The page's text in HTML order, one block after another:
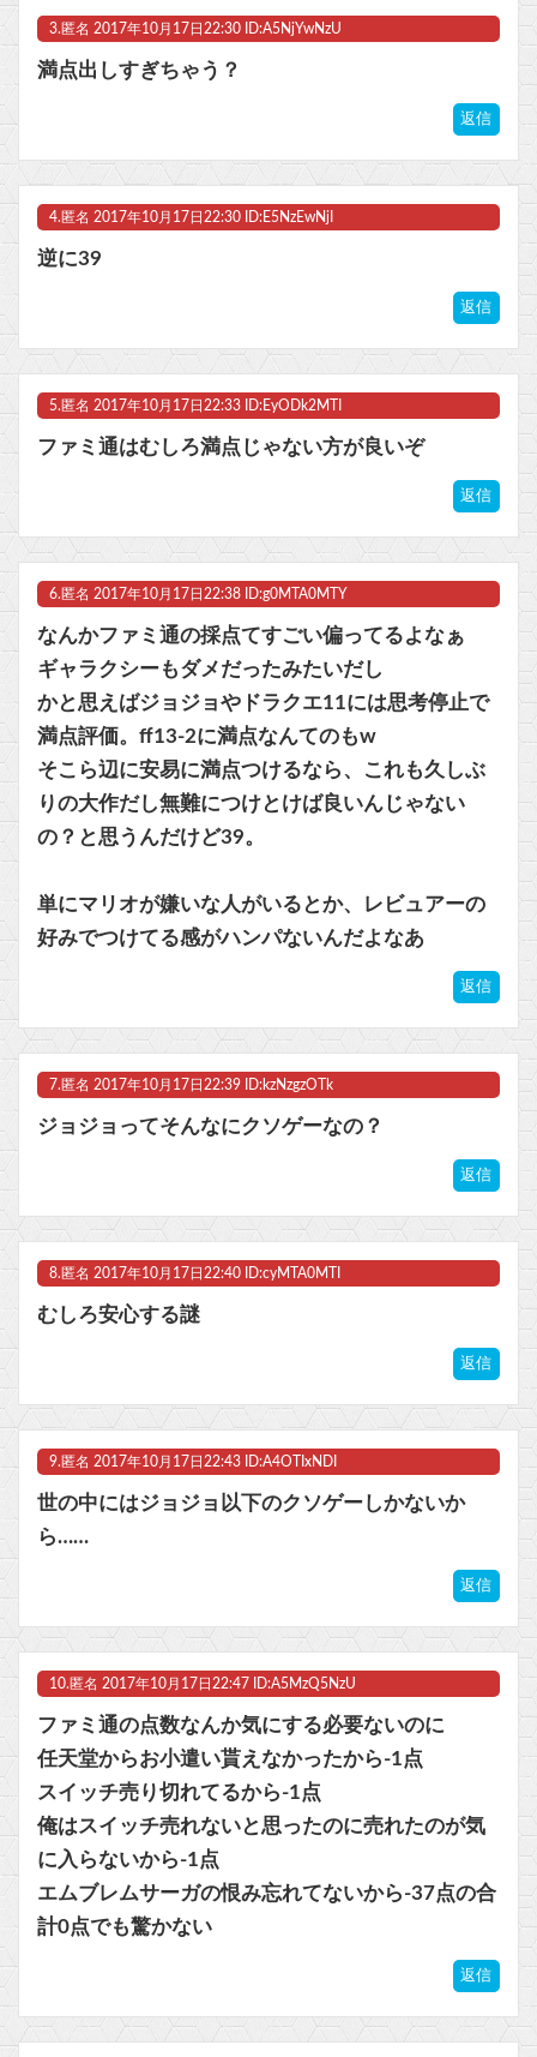
Powered by livedoor 相互RSS
3. 匿名 2017年10月17日22:30 ID:A5NjYwNzU
満点出しすぎちゃう？
返信
4. 匿名 2017年10月17日22:30 ID:E5NzEwNjI
逆に39
返信
5. 匿名 2017年10月17日22:33 ID:EyODk2MTI
ファミ通はむしろ満点じゃない方が良いぞ
返信
6. 匿名 2017年10月17日22:38 ID:g0MTA0MTY
なんかファミ通の採点てすごい偏ってるよなぁ
ギャラクシーもダメだったみたいだし
かと思えばジョジョやドラクエ11には思考停止で
満点評価。ff13-2に満点なんてのもw
そこら辺に安易に満点つけるなら、これも久しぶ
りの大作だし無難につけとけば良いんじゃない
の？と思うんだけど39。
単にマリオが嫌いな人がいるとか、レビュアーの
好みでつけてる感がハンパないんだよなあ
返信
7. 匿名 2017年10月17日22:39 ID:kzNzgzOTk
ジョジョってそんなにクソゲーなの？
返信
8. 匿名 2017年10月17日22:40 ID:cyMTA0MTI
むしろ安心する謎
返信
9. 匿名 2017年10月17日22:43 ID:A4OTIxNDI
世の中にはジョジョ以下のクソゲーしかないか
ら……
返信
10. 匿名 2017年10月17日22:47 ID:A5MzQ5NzU
ファミ通の点数なんか気にする必要ないのに
任天堂からお小遣い貰えなかったから-1点
スイッチ売り切れてるから-1点
俺はスイッチ売れないと思ったのに売れたのが気
に入らないから-1点
エムブレムサーガの恨み忘れてないから-37点の合
計0点でも驚かない
返信